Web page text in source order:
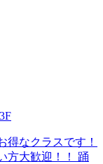
得なクラスです！
方大歓迎！！ 踊